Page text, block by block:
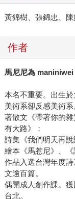
黃錦樹、張錦忠、
作者
馬尼尼為 maniniwei
本名不重要。出生於
美術系卻反感美術系
著散文《帶著你的
有大路》；
詩集《我們明天再
繪本《馬惹尼》、《
作品入選台灣年度
文逾百篇。
偶開成人創作課。
台北。